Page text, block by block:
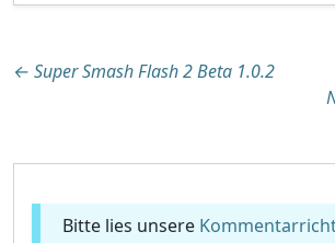
Beitragsnavigation
← Super Smash Flash 2 Beta 1.0.2
Bitte lies unsere